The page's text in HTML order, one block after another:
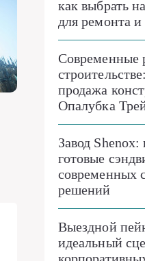
как выбрать
для ремонта и
Современные
продажа
Опалубка
Завод
готовые
современных
решений
Выездной
идеальный